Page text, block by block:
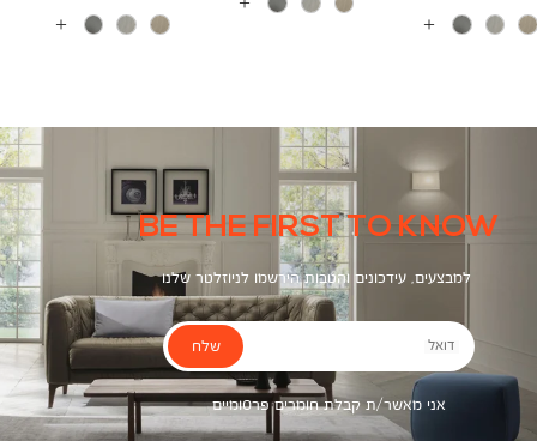
עוד
עוד
עוד
BE THE FIRST TO KNOW
למבצעים, עידכונים והטבות הירשמו לניוזלטר שלנו
דואל
אני מאשר/ת קבלת חומרים פרסומיים
שלח